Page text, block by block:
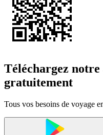
Téléchargez
gratuitement
Tous vos besoins de voyage